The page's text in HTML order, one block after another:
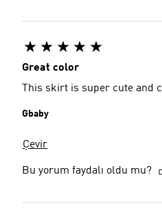
Great color
This skirt is super cute and
Gbaby
Çevir
Bu yorum faydalı oldu mu?